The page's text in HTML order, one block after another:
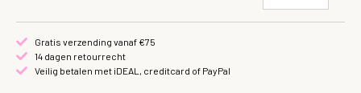
Gratis verzending vanaf €75
14 dagen retourrecht
Veilig betalen met iDEAL, creditcard of PayPal